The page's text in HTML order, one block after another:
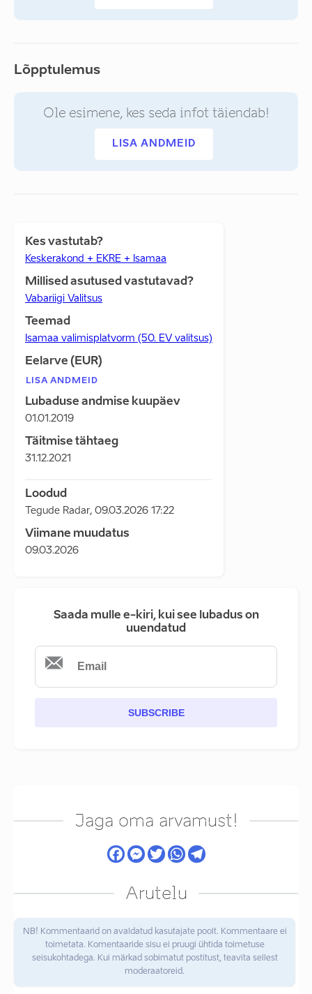
Lõpptulemus
Ole esimene, kes seda infot täiendab!
LISA ANDMEID
Kes vastutab?
Keskerakond + EKRE + Isamaa
Millised asutused vastutavad?
Vabariigi Valitsus
Teemad
Isamaa valimisplatvorm (50. EV valitsus)
Eelarve (EUR)
LISA ANDMEID
Lubaduse andmise kuupäev
01.01.2019
Täitmise tähtaeg
31.12.2021
Loodud
Tegude Radar, 09.03.2026 17:22
Viimane muudatus
09.03.2026
Saada mulle e-kiri, kui see lubadus on
uuendatud
SUBSCRIBE
Jaga oma arvamust!
Arutelu
NB! Kommentaarid on avaldatud kasutajate poolt. Kommentaare ei
toimetata. Komentaaride sisu ei pruugi ühtida toimetuse
seisukohtadega. Kui märkad sobimatut postitust, teavita sellest
moderaatoreid.